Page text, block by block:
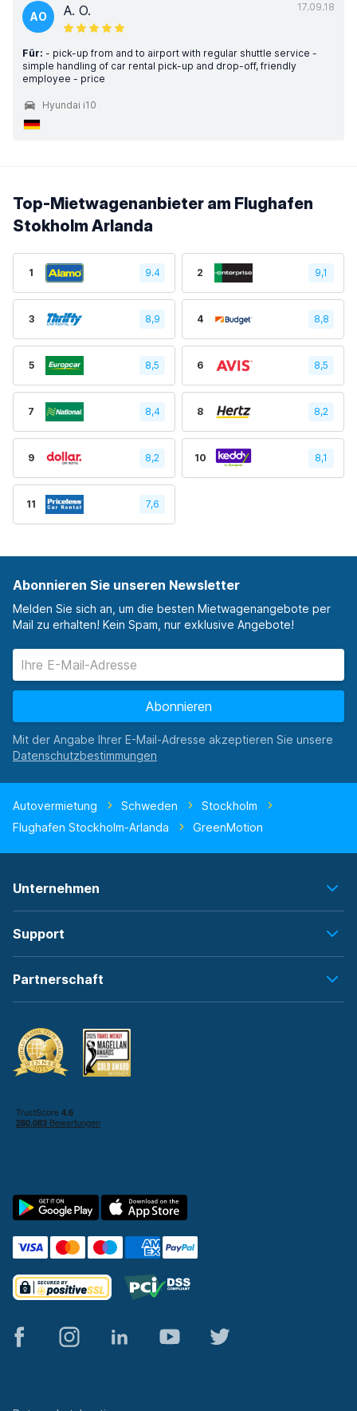
17.09.18
AO A. O.
Für: - pick-up from and to airport with regular shuttle service -
simple handling of car rental pick-up and drop-off, friendly
employee - price
Hyundai i10
Top-Mietwagenanbieter am Flughafen
Stokholm Arlanda
1 9.4 2 9,1
3 8,9 4 8,8
5 8,5 6 8,5
7 8,4 8 8,2
9 8,2 10 8,1
11 7,6
Abonnieren Sie unseren Newsletter
Melden Sie sich an, um die besten Mietwagenangebote per
Mail zu erhalten! Kein Spam, nur exklusive Angebote!
Abonnieren
Mit der Angabe Ihrer E-Mail-Adresse akzeptieren Sie unsere
Autovermietung Schweden
Stockholm
Flughafen Stockholm-Arlanda
GreenMotion
Unternehmen
Support
Partnerschaft